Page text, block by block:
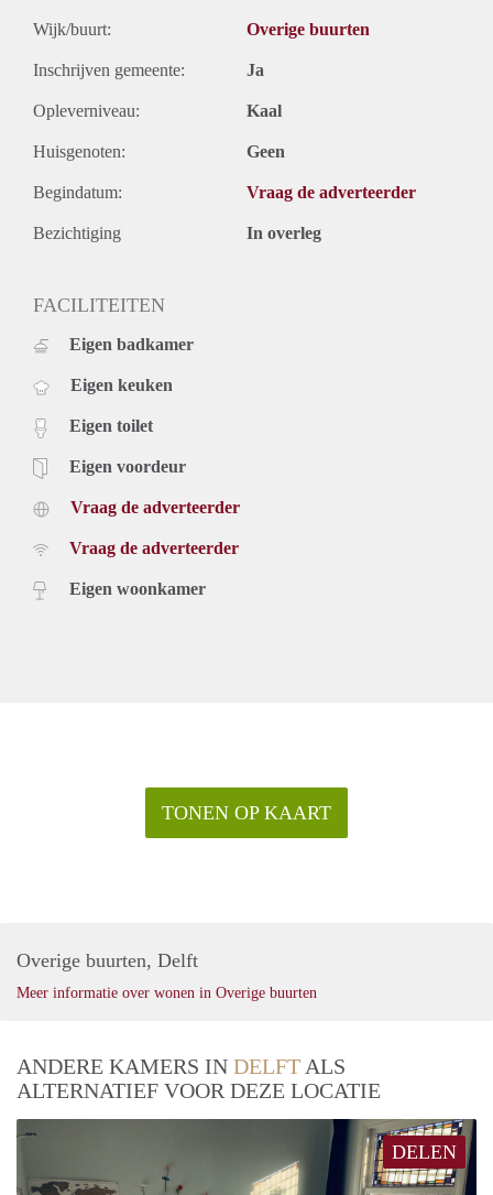
Wijk/buurt: Overige buurten
Inschrijven gemeente: Ja
Opleverniveau: Kaal
Huisgenoten: Geen
Begindatum: Vraag de adverteerder
Bezichtiging In overleg
FACILITEITEN
Eigen badkamer
Eigen keuken
Eigen toilet
Eigen voordeur
Vraag de adverteerder
Vraag de adverteerder
Eigen woonkamer
TONEN OP KAART
Overige buurten, Delft
Meer informatie over wonen in Overige buurten
ANDERE KAMERS IN DELFTALS
ALTERNATIEF VOOR DEZE LOCATIE
DELEN